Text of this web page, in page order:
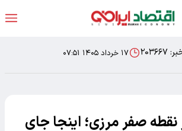
۲۰۳۶۶۷ ۱۷ خرداد ۱۴۰۵ ۰۷:۵۱
نقطه صفر مرزی؛ اینجا جای